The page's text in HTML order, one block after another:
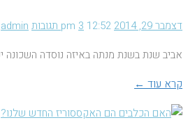
דצמבר 29, 2014 12:52 pm 3 תגובות
admin
אביב שנת בשנת מנתה באיזה נוסדה השכונה
קרא עוד ←